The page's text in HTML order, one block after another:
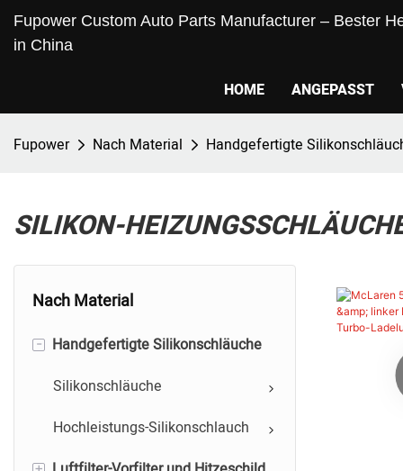
Fupower Custom Auto Parts Manufacturer – Bester
in China
HOME ANGEPASST
Fupower Nach Material Handgefertigte
SILIKON-
Nach Material
-
Handgefertigte Silikonschläuche
Silikonschläuche
Hochleistungs-Silikonschlauch
+